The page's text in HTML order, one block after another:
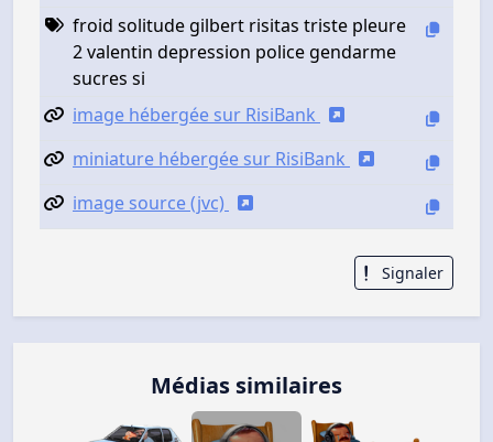
froid solitude gilbert risitas triste pleure
2 valentin depression police gendarme
sucres si
image hébergée sur RisiBank
miniature hébergée sur RisiBank
image source (jvc)
Signaler
Médias similaires